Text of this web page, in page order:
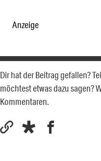
Anzeige
Dir hat der Beitrag gefallen?
möchtest etwas dazu sagen?
Kommentaren.